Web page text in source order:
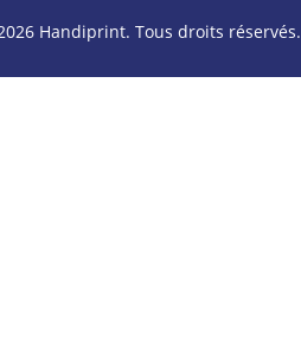
Handiprint. Tous droits réservés.